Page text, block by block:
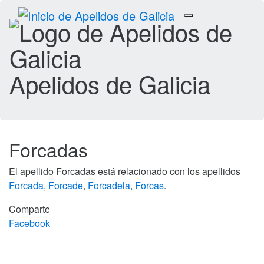
Toggle
navigation
Apelidos de Galicia
Forcadas
El apellido Forcadas está relacionado con los apellidos
Forcada, Forcade, Forcadela, Forcas.
Comparte
Facebook